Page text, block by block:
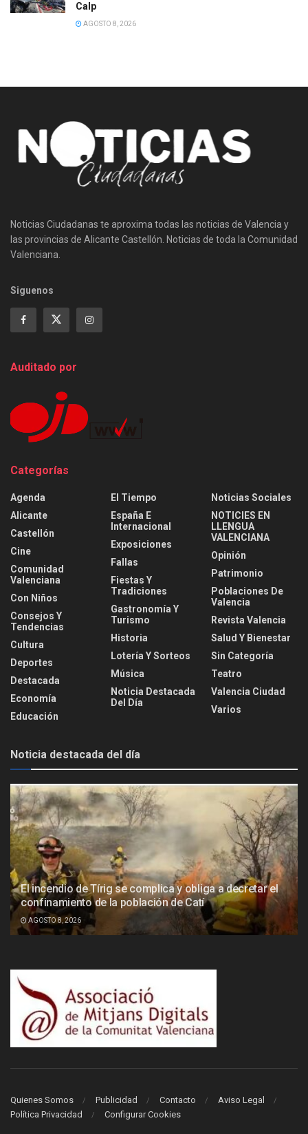
Calp
AGOSTO 8, 2026
Noticias Ciudadanas te aproxima todas las noticias de Valencia y
las provincias de Alicante Castellón. Noticias de toda la Comunidad
Valenciana.
Siguenos
Auditado por
Categorías
Agenda
Alicante
Castellón
Cine
Comunidad
Valenciana
Con Niños
Consejos Y
Tendencias
Cultura
Deportes
Destacada
Economía
Educación
El Tiempo
España E
Internacional
Exposiciones
Fallas
Fiestas Y
Tradiciones
Gastronomía Y
Turismo
Historia
Lotería Y Sorteos
Música
Noticia Destacada
Del Día
Noticias Sociales
NOTICIES EN
LLENGUA
VALENCIANA
Opinión
Patrimonio
Poblaciones De
Valencia
Revista Valencia
Salud Y Bienestar
Sin Categoría
Teatro
Valencia Ciudad
Varios
Noticia destacada del día
El incendio de Tírig se complica y obliga a decretar el
confinamiento de la población de Catí
AGOSTO 8, 2026
Quienes Somos Publicidad Contacto
Aviso Legal
Política Privacidad
Configurar Cookies